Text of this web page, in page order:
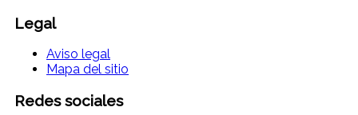
Legal
Aviso legal
Mapa del sitio
Redes sociales